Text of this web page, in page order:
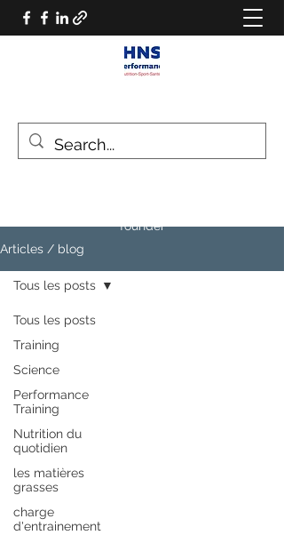
founder
Articles / blog
Tous les posts
Training
Science
Performance
Training
Nutrition du
quotidien
les matières
grasses
charge
d'entrainement
Tous les posts